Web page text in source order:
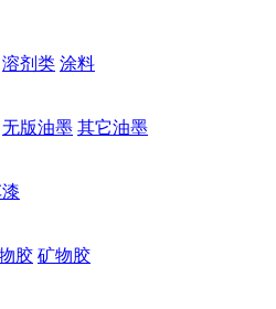
溶剂类 涂料
无版油墨 其它油墨
胶 矿物胶